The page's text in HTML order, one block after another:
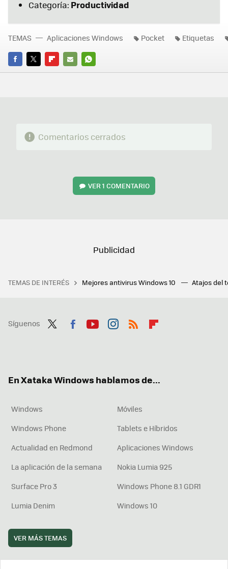
Categoría: Productividad
FACEBOOK
TWITTERFLIPBOARD
E-
WHATSAPP
TEMAS Aplicaciones Windows Pocket Etiquetas
Comentarios cerrados
VER1 COMENTARIO
TEMAS DE INTERÉS Mejores antivirus Windows 10 Atajos del
Síguenos
En Xataka Windows hablamos de...
Windows
Móviles
Windows Phone
Tablets e Híbridos
Actualidad en Redmond
Aplicaciones Windows
La aplicación de la semana
Nokia Lumia 925
Surface Pro 3
Windows Phone 8.1 GDR1
Lumia Denim
Windows 10
VER MÁS TEMAS